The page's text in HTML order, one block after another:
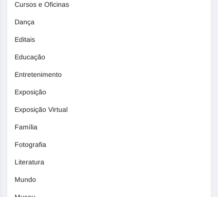
Cursos e Oficinas
Dança
Editais
Educação
Entretenimento
Exposição
Exposição Virtual
Família
Fotografia
Literatura
Mundo